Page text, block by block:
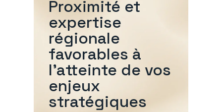
Proximité et
expertise
régionale
favorables à
l'atteinte de vos
enjeux
stratégiques